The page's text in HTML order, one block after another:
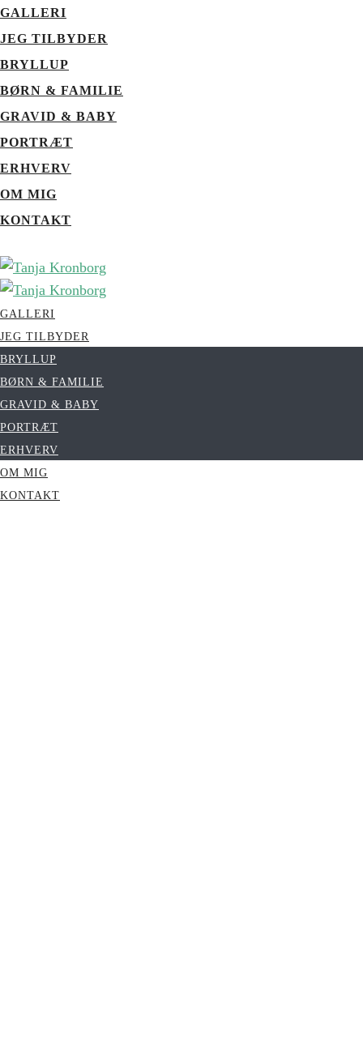
GALLERI
JEG TILBYDER
BRYLLUP
BØRN & FAMILIE
GRAVID & BABY
PORTRÆT
ERHVERV
OM MIG
KONTAKT
GALLERI
JEG TILBYDER
BRYLLUP
BØRN & FAMILIE
GRAVID & BABY
PORTRÆT
ERHVERV
OM MIG
KONTAKT